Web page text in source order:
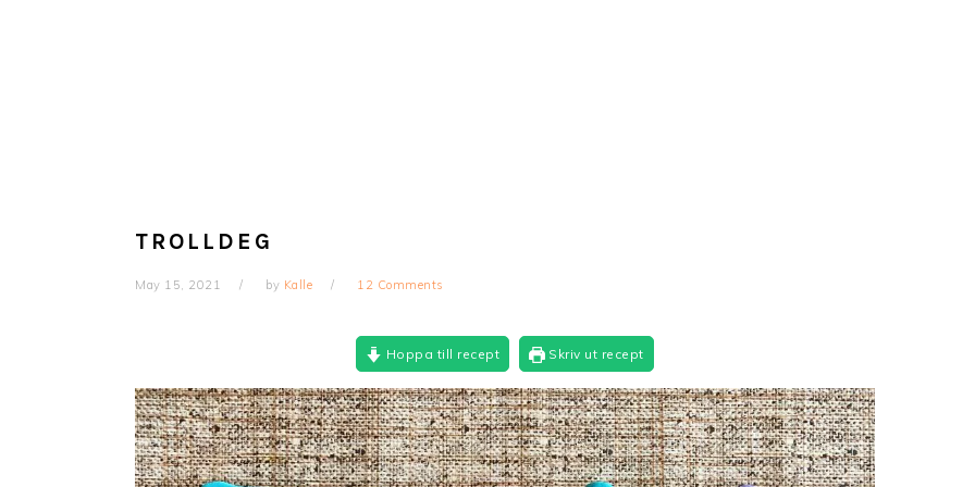
TROLLDEG
May 15, 2021 by Kalle 12 Comments
Hoppa till recept Skriv ut recept